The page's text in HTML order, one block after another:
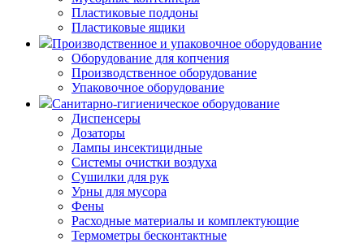
Пластиковые поддоны
Пластиковые ящики
Производственное и упаковочное оборудование
Оборудование для копчения
Производственное оборудование
Упаковочное оборудование
Санитарно-гигиеническое оборудование
Диспенсеры
Дозаторы
Лампы инсектицидные
Системы очистки воздуха
Сушилки для рук
Урны для мусора
Фены
Расходные материалы и комплектующие
Термометры бесконтактные